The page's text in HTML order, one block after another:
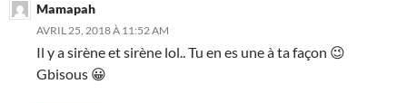
Mamapah
AVRIL 25, 2018 À 11:52 AM
Il y a sirène et sirène lol.. Tu en es une à ta façon 😉
Gbisous 😀